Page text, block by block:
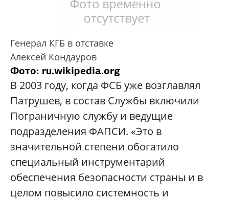
Генерал КГБ в отставке
Алексей Кондауров
Фото: ru.wikipedia.org
В 2003 году, когда ФСБ уже возглавлял
Патрушев, в состав Службы включили
Пограничную службу и ведущие
подразделения ФАПСИ. «Это в
значительной степени обогатило
специальный инструментарий
обеспечения безопасности страны и в
целом повысило системность и